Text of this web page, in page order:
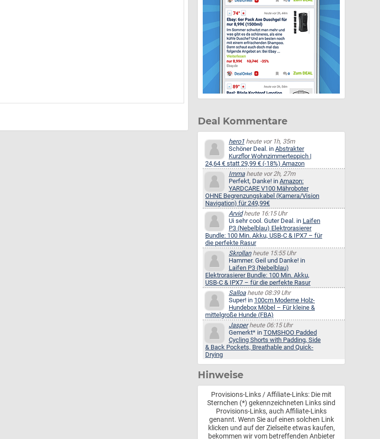
Deal Kommentare
hero1 heute vor 1h, 35m
Schöner Deal. in Abstrakter
Kurzflor Wohnzimmerteppich |
24,64 € statt 29,99 € (-18%) Amazon
Immaheute vor 2h, 27m
Perfekt, Danke! in Amazon:
YARDCARE V100 Mähroboter
OHNE Begrenzungskabel (Kamera/Vision
Navigation) für 249,99€
Arvidheute 16:15 Uhr
Ui sehr cool. Guter Deal. in Laifen
P3 (Nebelblau) Elektrorasierer
Bundle: 100 Min. Akku, USB-C & IPX7 – für
die perfekte Rasur
Skrollanheute 15:55 Uhr
Hammer. Geil und Danke! in
Laifen P3 (Nebelblau)
Elektrorasierer Bundle: 100 Min. Akku,
USB-C & IPX7 – für die perfekte Rasur
Salloaheute 08:39 Uhr
Super! in 100cm Moderne Holz-
Hundebox Möbel – Für kleine &
mittelgroße Hunde (FBA)
Jasperheute 06:15 Uhr
Gemerkt* in TOMSHOO Padded
Cycling Shorts with Padding, Side
& Back Pockets, Breathable and Quick-
Drying
Hinweise
Provisions-Links / Affiliate-Links: Die mit
Sternchen (*) gekennzeichneten Links sind
Provisions-Links, auch Affiliate-Links
genannt. Wenn Sie auf einen solchen Link
klicken und auf der Zielseite etwas kaufen,
bekommen wir vom betreffenden Anbieter